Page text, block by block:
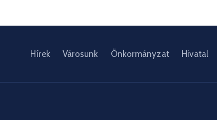
Hírek Városunk Önkormányzat Hivatal